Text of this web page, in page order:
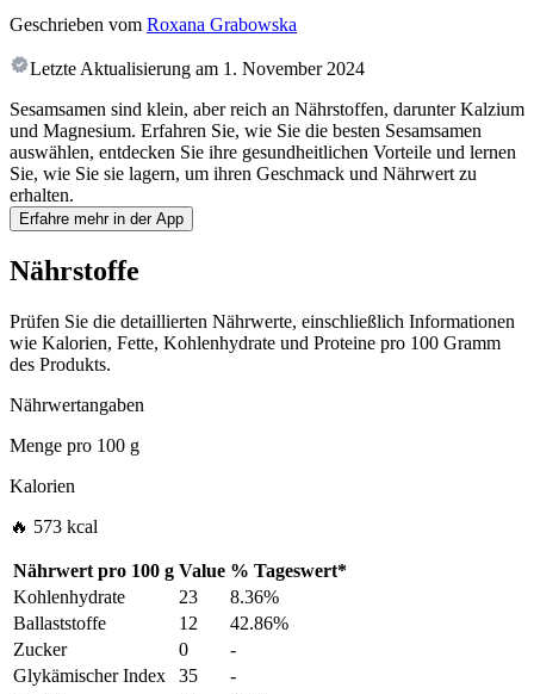
Geschrieben vom Roxana Grabowska
Letzte Aktualisierung am 1. November 2024
Sesamsamen sind klein, aber reich an Nährstoffen, darunter Kalzium
und Magnesium. Erfahren Sie, wie Sie die besten Sesamsamen
auswählen, entdecken Sie ihre gesundheitlichen Vorteile und lernen
Sie, wie Sie sie lagern, um ihren Geschmack und Nährwert zu
erhalten.
Erfahre mehr in der App
Nährstoffe
Prüfen Sie die detaillierten Nährwerte, einschließlich Informationen
wie Kalorien, Fette, Kohlenhydrate und Proteine pro 100 Gramm
des Produkts.
Nährwertangaben
Menge pro 100 g
Kalorien
🔥 573 kcal
Nährwert pro 100 g Value % Tageswert*
Kohlenhydrate
23
8.36%
Ballaststoffe
12
42.86%
Zucker
0
-
Glykämischer Index
35
-